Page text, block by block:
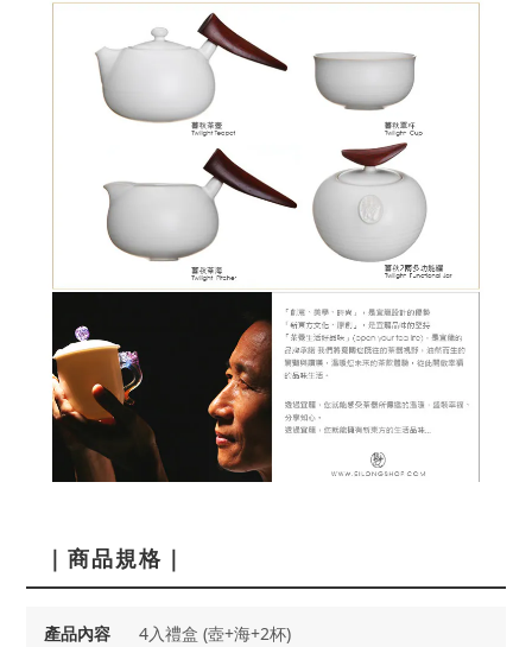
｜商品規格｜
產品內容 4入禮盒 (壺+海+2杯)